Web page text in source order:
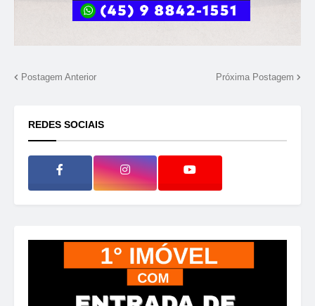
Postagem Anterior Próxima Postagem
REDES SOCIAIS